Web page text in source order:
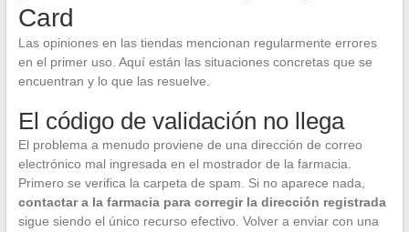
Card
Las opiniones en las tiendas mencionan regularmente errores
en el primer uso. Aquí están las situaciones concretas que se
encuentran y lo que las resuelve.
El código de validación no llega
El problema a menudo proviene de una dirección de correo
electrónico mal ingresada en el mostrador de la farmacia.
Primero se verifica la carpeta de spam. Si no aparece nada,
contactar a la farmacia para corregir la dirección registrada
sigue siendo el único recurso efectivo. Volver a enviar con una